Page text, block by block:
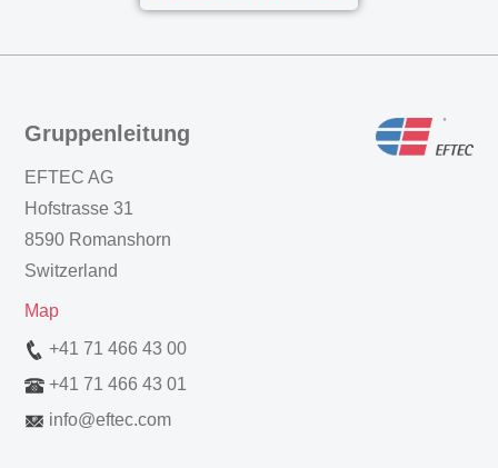
Gruppenleitung
EFTEC AG
Hofstrasse 31
8590 Romanshorn
Switzerland
Map
+41 71 466 43 00
+41 71 466 43 01
info@eftec.com